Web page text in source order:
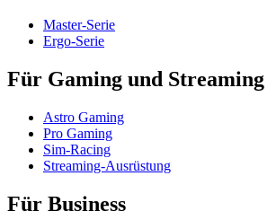
Master-Serie
Ergo-Serie
Für Gaming und Streaming
Astro Gaming
Pro Gaming
Sim-Racing
Streaming-Ausrüstung
Für Business